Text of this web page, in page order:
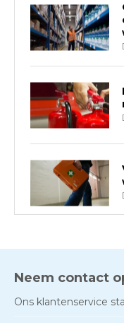
Neem contact
Ons klantenservice